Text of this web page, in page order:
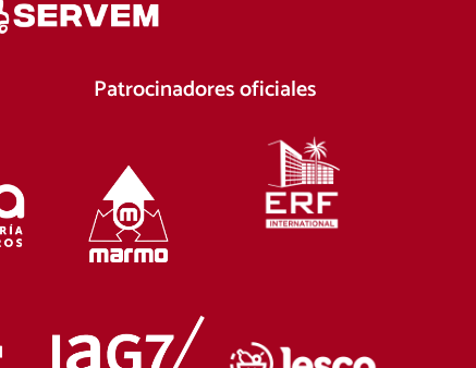
Patrocinadores oficiales